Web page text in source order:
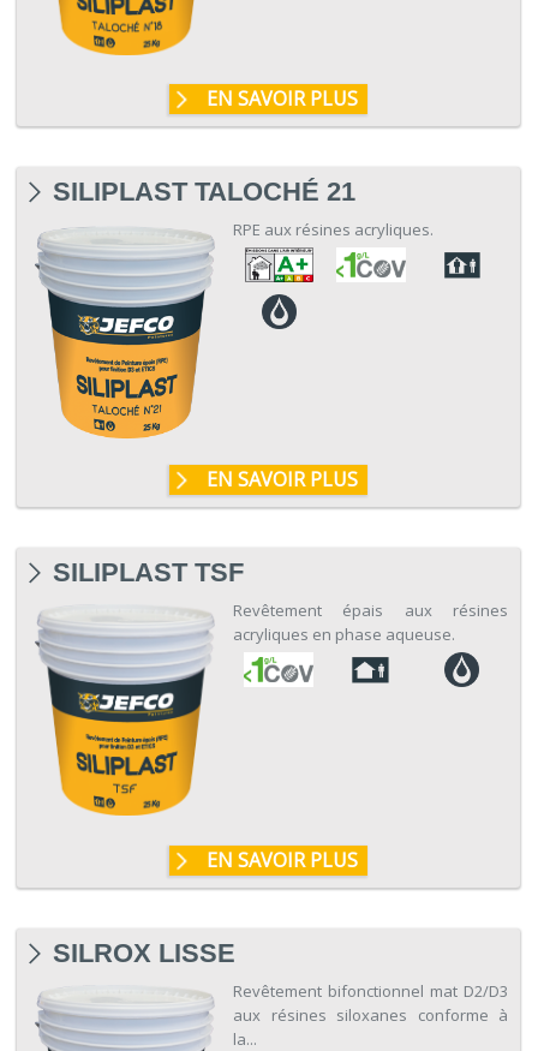
EN SAVOIR PLUS
SILIPLAST TALOCHÉ 21
RPE aux résines acryliques.
EN SAVOIR PLUS
SILIPLAST TSF
Revêtement épais aux résines
acryliques en phase aqueuse.
EN SAVOIR PLUS
SILROX LISSE
Revêtement bifonctionnel mat D2/D3
aux résines siloxanes conforme à
la...